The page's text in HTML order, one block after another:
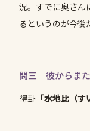
況。すでに奥さん
るというのが今後
問三 彼からまた
得卦 「水地比（す